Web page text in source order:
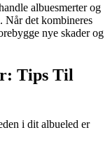
albuesmerter og
Når det kombineres
nye skader og
Tips Til
i dit albueled er